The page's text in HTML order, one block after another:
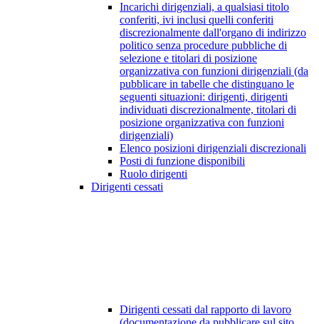
Incarichi dirigenziali, a qualsiasi titolo
conferiti, ivi inclusi quelli conferiti
discrezionalmente dall'organo di indirizzo
politico senza procedure pubbliche di
selezione e titolari di posizione
organizzativa con funzioni dirigenziali (da
pubblicare in tabelle che distinguano le
seguenti situazioni: dirigenti, dirigenti
individuati discrezionalmente, titolari di
posizione organizzativa con funzioni
dirigenziali)
Elenco posizioni dirigenziali discrezionali
Posti di funzione disponibili
Ruolo dirigenti
Dirigenti cessati
Dirigenti cessati dal rapporto di lavoro